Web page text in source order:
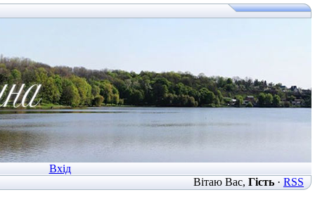
Вхід
Вітаю Вас, Гість· RSS